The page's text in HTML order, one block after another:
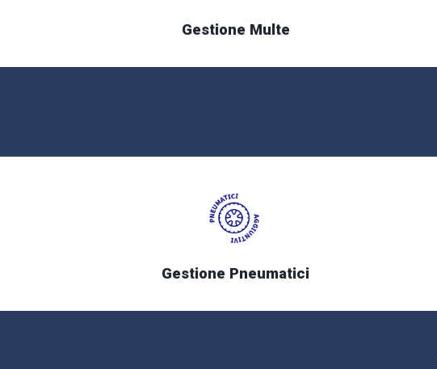
Gestione Multe
Gestione Pneumatici